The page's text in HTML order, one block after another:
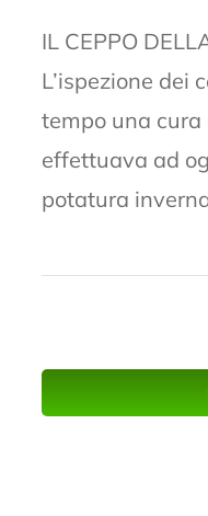
IL CEPPO
L’ispezione dei
tempo una cura
effettuava ad
potatura